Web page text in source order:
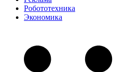
Робототехника
Экономика